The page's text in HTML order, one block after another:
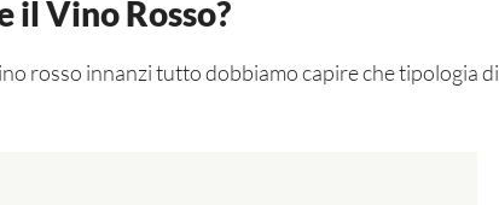
il Vino Rosso?
rosso innanzi tutto dobbiamo capire che tipologia di